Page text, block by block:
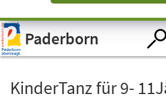
Visuelle
Assistenzsoftware
öffnen.Paderborn
KinderTanz für 9-